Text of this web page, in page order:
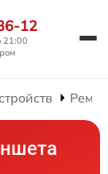
12
21:00